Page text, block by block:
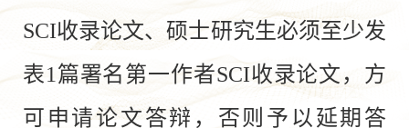
SCI收录论文、硕士研究生必须至少发
表1篇署名第一作者SCI收录论文，方
可申请论文答辩，否则予以延期答